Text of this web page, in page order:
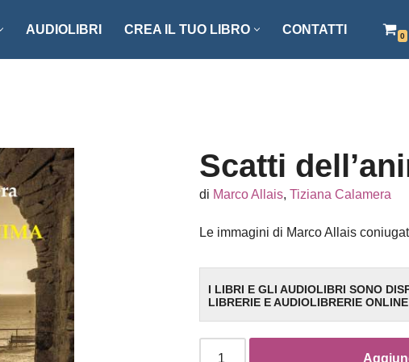
CLIO ’92
TECNOLOGIA
AUDIOLIBRI CREA IL TUO LIBRO CONTATTI 0
Scatti
di Marco Allais, Tiziana Calamera
Le immagini di Marco Allais
I LIBRI E GLI AUDIOLIBRI SONO
LIBRERIE E AUDIOLIBRERIE ONLINE